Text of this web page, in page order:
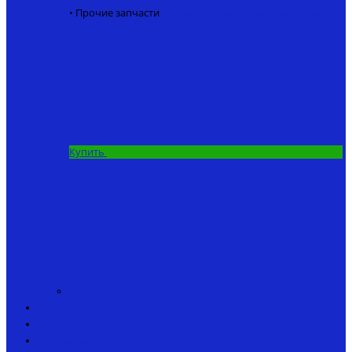
• Прочие запчасти
Купить